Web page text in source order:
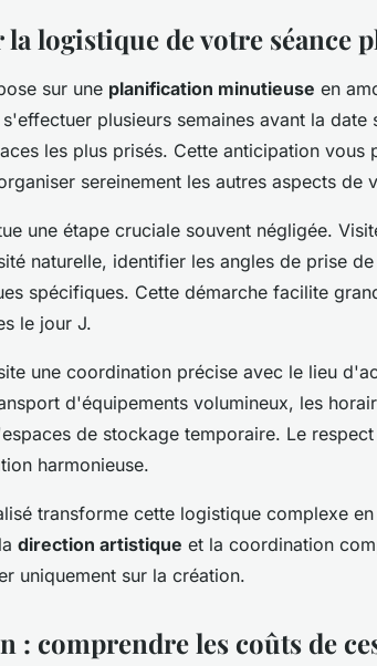
logistique de votre séance
sur une planification minutieuse en
plusieurs semaines avant la date
les plus prisés. Cette anticipation vous
sereinement les autres aspects de
une étape cruciale souvent négligée.
naturelle, identifier les angles de prise
spécifiques. Cette démarche facilite
le jour J.
une coordination précise avec le lieu
d'équipements volumineux, les
de stockage temporaire. Le
harmonieuse.
transforme cette logistique complexe
direction artistique et la coordination
uniquement sur la création.
: comprendre les coûts de